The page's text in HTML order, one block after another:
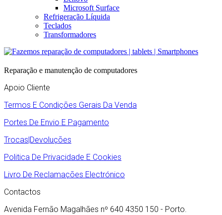
Microsoft Surface
Refrigeração Líquida
Teclados
Transformadores
Reparação e manutenção de computadores
Apoio Cliente
Termos E Condições Gerais Da Venda
Portes De Envio E Pagamento
Trocas|Devoluções
Politica De Privacidade E Cookies
Livro De Reclamações Electrónico
Contactos
Avenida Fernão Magalhães nº 640 4350 150 - Porto.